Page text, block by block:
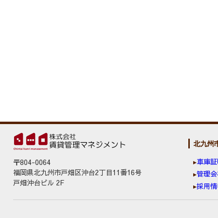
〒804-0064
福岡県北九州市戸畑区沖台2丁目11番16号
戸畑沖台ビル 2F
北九州
車庫
管理
採用